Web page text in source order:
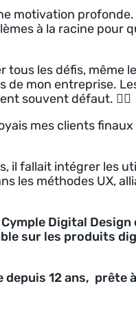
motivation
à la racine pour
tous les défis, même
de mon entreprise.
souvent défaut. 😮‍💨
mes clients
il fallait intégrer les
les méthodes UX,
Digital Design
sur les produits
depuis 12 ans, prête